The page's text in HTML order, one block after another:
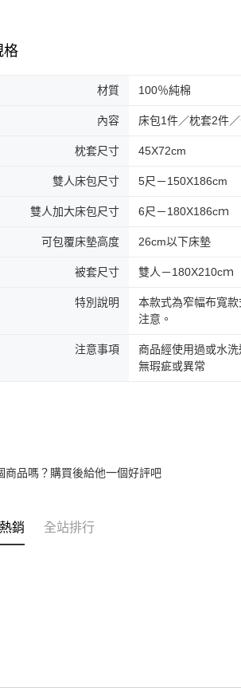
格
材質 100％純棉
內容 床包1件／枕套2件
枕套尺寸 45X72cm
雙人床包尺寸 5尺－150X186cm
雙人加大床包尺寸 6尺－180X186cｍ
可包覆床墊高度 26cm以下床墊
被套尺寸 雙人－180X210cｍ
特別說明
本款式為窄幅布寬
注意。
注意事項
商品經使用過或水
無瑕疵或異常
商品嗎？購買後給他一個好評吧
銷 全站排行